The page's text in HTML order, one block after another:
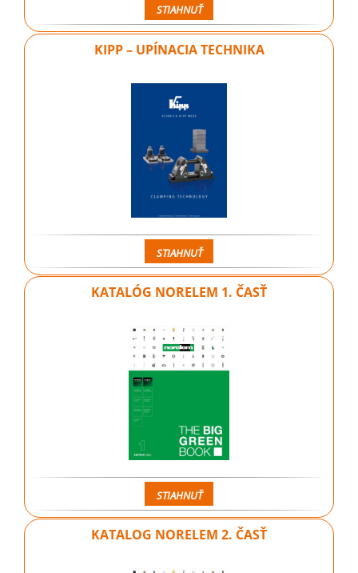
STIAHNUŤ
KIPP – UPÍNACIA TECHNIKA
STIAHNUŤ
KATALÓG NORELEM 1. ČASŤ
STIAHNUŤ
KATALOG NORELEM 2. ČASŤ